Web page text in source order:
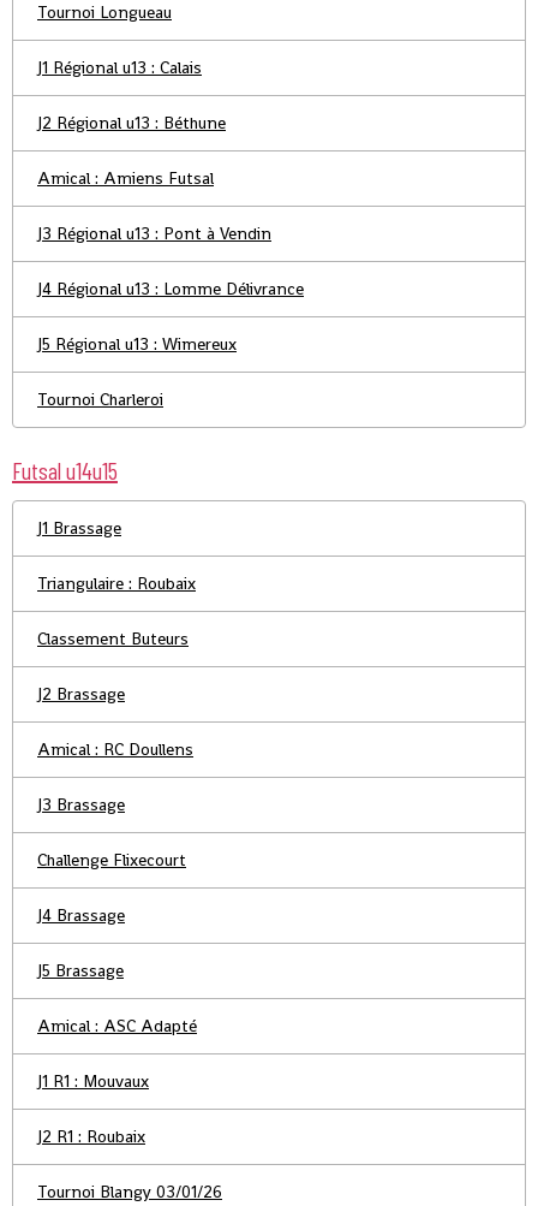
Tournoi Longueau
J1 Régional u13 : Calais
J2 Régional u13 : Béthune
Amical : Amiens Futsal
J3 Régional u13 : Pont à Vendin
J4 Régional u13 : Lomme Délivrance
J5 Régional u13 : Wimereux
Tournoi Charleroi
Futsal u14u15
J1 Brassage
Triangulaire : Roubaix
Classement Buteurs
J2 Brassage
Amical : RC Doullens
J3 Brassage
Challenge Flixecourt
J4 Brassage
J5 Brassage
Amical : ASC Adapté
J1 R1 : Mouvaux
J2 R1 : Roubaix
Tournoi Blangy 03/01/26